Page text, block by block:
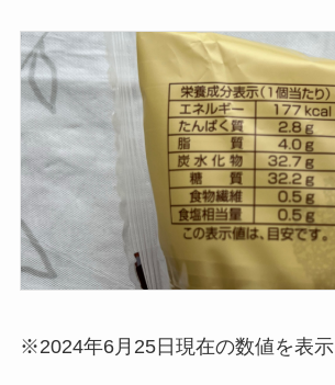
※2024年6月25日現在の数値を表示